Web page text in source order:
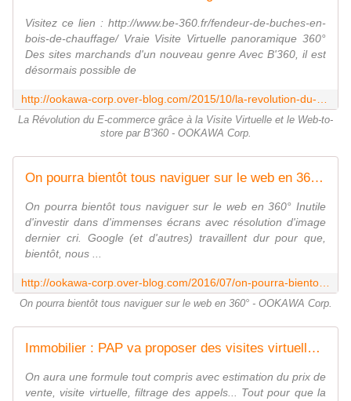
Visitez ce lien : http://www.be-360.fr/fendeur-de-buches-en-
bois-de-chauffage/ Vraie Visite Virtuelle panoramique 360°
Des sites marchands d'un nouveau genre Avec B'360, il est
désormais possible de
La Révolution du E-commerce grâce à la Visite Virtuelle et le Web-to-
store par B'360 - OOKAWA Corp.
On pourra bientôt tous naviguer sur le web en 360° - OOKAWA Corp.
On pourra bientôt tous naviguer sur le web en 360° Inutile
d'investir dans d'immenses écrans avec résolution d'image
dernier cri. Google (et d'autres) travaillent dur pour que,
bientôt, nous ...
On pourra bientôt tous naviguer sur le web en 360° - OOKAWA Corp.
Immobilier : PAP va proposer des visites virtuelles "d'ici à la fin de l'année 2018" - OOKAWA Corp.
On aura une formule tout compris avec estimation du prix de
vente, visite virtuelle, filtrage des appels... Tout pour que la